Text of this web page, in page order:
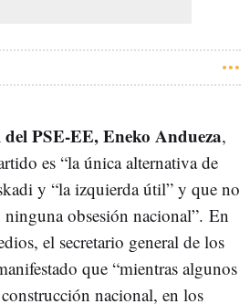
del PSE-EE, Eneko Andueza,
es “la única alternativa de
y “la izquierda útil” y que no
ninguna obsesión nacional”. En
el secretario general de los
que “mientras algunos
nacional, en los